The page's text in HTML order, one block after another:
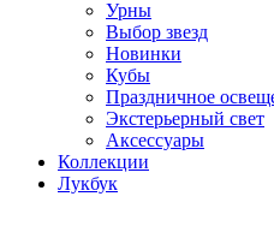
Урны
Выбор звезд
Новинки
Кубы
Праздничное
Экстерьерный свет
Аксессуары
Коллекции
Лукбук